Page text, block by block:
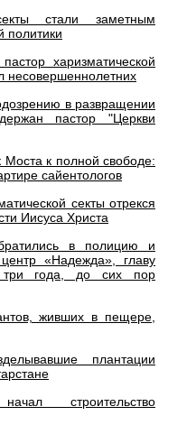
стали заметным
политики
харизматической
несовершеннолетних
в развращении
пастор "Церкви
к полной свободе:
сайентологов
секты отрекся
Иисуса Христа
в полицию и
«Надежда», главу
три года, до сих пор
живших в пещере,
плантации
строительство